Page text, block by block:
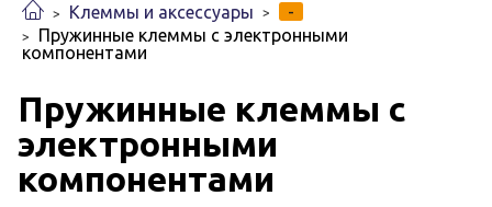
Клеммы и аксессуары
-
Пружинные клеммы с электронными
компонентами
Пружинные клеммы с
электронными
компонентами